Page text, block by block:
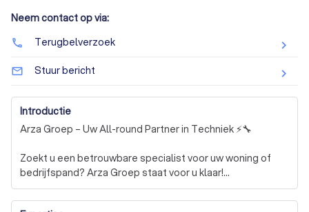
Neem contact op via:
phone Terugbelverzoek
mail_outline Stuur bericht
Introductie
Arza Groep – Uw All-round Partner in Techniek ⚡🔧
Zoekt u een betrouwbare specialist voor uw woning of
bedrijfspand? Arza Groep staat voor u klaar!
Met een team van ervaren vakmensen bieden wij